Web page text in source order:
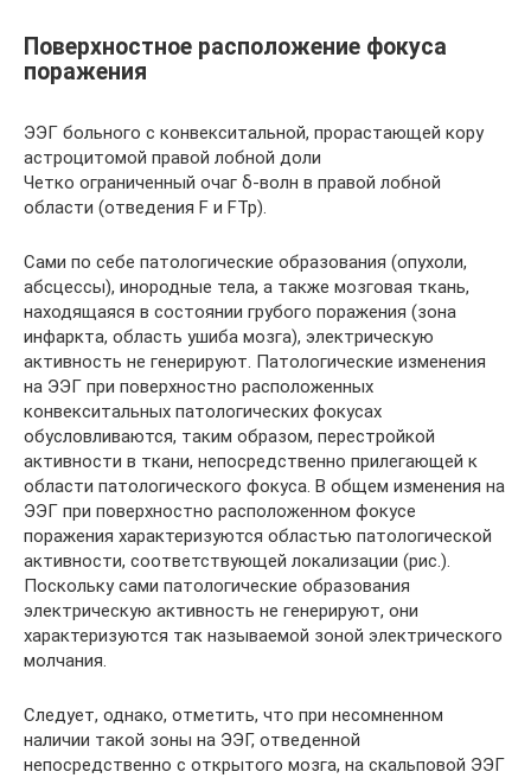
Поверхностное расположение фокуса
поражения
ЭЭГ больного с конвекситальной, прорастающей кору
астроцитомой правой лобной доли
Четко ограниченный очаг δ-волн в правой лобной
области (отведения F и FTp).
Сами по себе патологические образования (опухоли,
абсцессы), инородные тела, а также мозговая ткань,
находящаяся в состоянии грубого поражения (зона
инфаркта, область ушиба мозга), электрическую
активность не генерируют. Патологические изменения
на ЭЭГ при поверхностно расположенных
конвекситальных патологических фокусах
обусловливаются, таким образом, перестройкой
активности в ткани, непосредственно прилегающей к
области патологического фокуса. В общем изменения на
ЭЭГ при поверхностно расположенном фокусе
поражения характеризуются областью патологической
активности, соответствующей локализации (рис.).
Поскольку сами патологические образования
электрическую активность не генерируют, они
характеризуются так называемой зоной электрического
молчания.
Следует, однако, отметить, что при несомненном
наличии такой зоны на ЭЭГ, отведенной
непосредственно с открытого мозга, на скальповой ЭЭГ